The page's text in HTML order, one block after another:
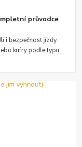
průvodce
i bezpečnost jízdy.
kufry podle typu